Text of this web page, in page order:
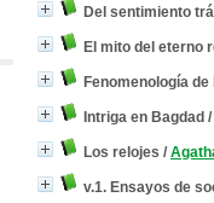
Del sentimiento
El mito del eterno
Fenomenología
Intriga en Bagdad /
Los relojes /
v.1. Ensayos de